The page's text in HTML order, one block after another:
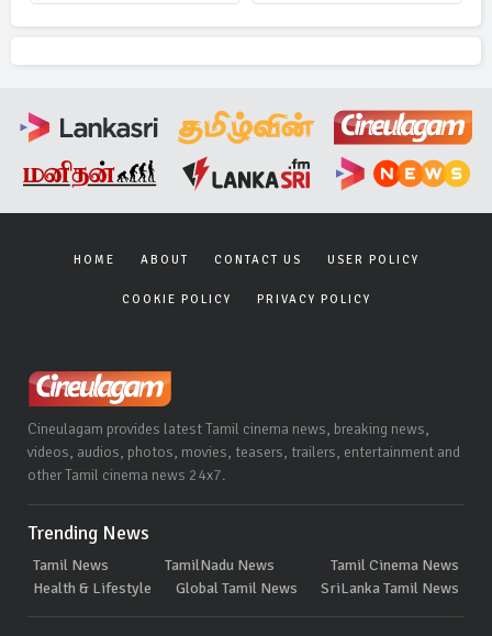
HOME ABOUT CONTACT US USER POLICY
COOKIE POLICY PRIVACY POLICY
Cineulagam provides latest Tamil cinema news, breaking news,
videos, audios, photos, movies, teasers, trailers, entertainment and
other Tamil cinema news 24x7.
Trending News
Tamil News TamilNadu News
Tamil Cinema News
Health & Lifestyle
Global Tamil News SriLanka Tamil News